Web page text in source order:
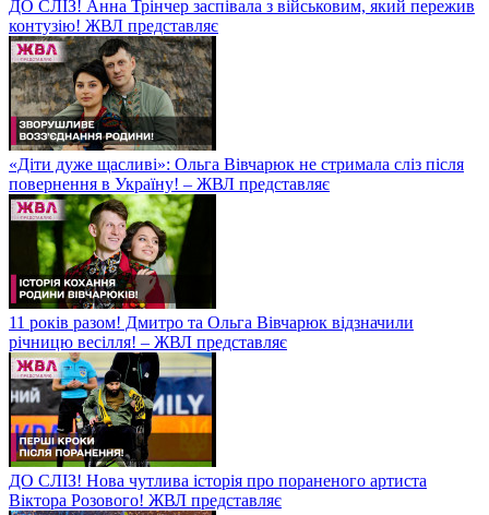
ДО СЛІЗ! Анна Трінчер заспівала з військовим, який пережив
контузію! ЖВЛ представляє
«Діти дуже щасливі»: Ольга Вівчарюк не стримала сліз після
повернення в Україну! – ЖВЛ представляє
11 років разом! Дмитро та Ольга Вівчарюк відзначили
річницю весілля! – ЖВЛ представляє
ДО СЛІЗ! Нова чутлива історія про пораненого артиста
Віктора Розового! ЖВЛ представляє